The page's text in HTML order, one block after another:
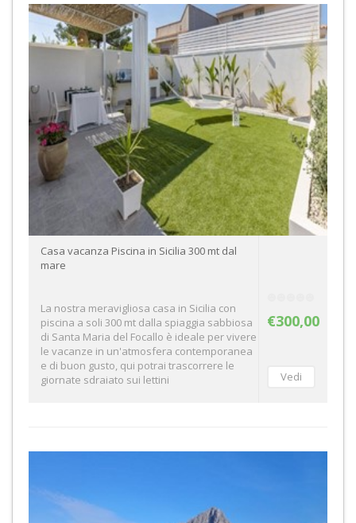
€300,00
Casa vacanza Piscina in Sicilia 300 mt dal
mare
La nostra meravigliosa casa in Sicilia con
piscina a soli 300 mt dalla spiaggia sabbiosa
di Santa Maria del Focallo è ideale per vivere
le vacanze in un'atmosfera contemporanea
e di buon gusto, qui potrai trascorrere le
giornate sdraiato sui lettini